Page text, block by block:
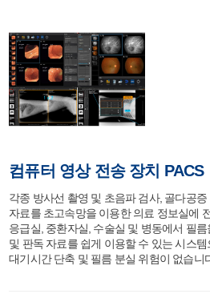
컴퓨터 영상 전송 장치 PACS
각종 방사선 촬영 및 초음파 검사, 골다공
자료를 초고속망을 이용한 의료 정보실에
응급실, 중환자실, 수술실 및 병동에서 필
및 판독 자료를 쉽게 이용할 수 있는 시스
대기시간 단축 및 필름 분실 위험이 없습니